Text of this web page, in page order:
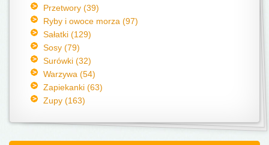
Przetwory (39)
Ryby i owoce morza (97)
Sałatki (129)
Sosy (79)
Surówki (32)
Warzywa (54)
Zapiekanki (63)
Zupy (163)